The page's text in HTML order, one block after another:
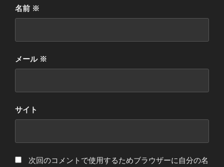
名前 ※
メール ※
サイト
次回のコメントで使用するためブラウザーに自分の名